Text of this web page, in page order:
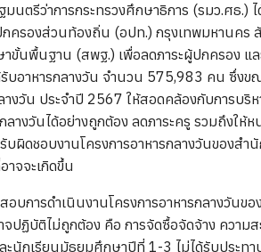
นตรีว่าการกระทรวงศึกษาธิการ (รมว.ศธ.)
ครองส่วนท้องถิ่น (อปท.) กรุงเทพมหานคร
ขั้นพื้นฐาน (สพฐ.) เพื่อลดภาระผู้ปกครอง แ
บอาหารกลางวัน จำนวน 575,983 คน ซึ่งข
งวัน ประจำปี 2567 ให้สอดคล้องกับการบริห
ลางวันได้อย่างถูกต้อง ลดภาระครู รวมถึง
บผิดชอบงานโครงการอาหารกลางวันของส
จจะเกิดขึ้น
การดำเนินงานโครงการอาหารกลางวันขอ
จปฏิบัติไม่ถูกต้อง คือ การจัดซื้อจัดจ้าง ควา
ะนักเรียนมัธยมศึกษาปีที่ 1-3 ไม่ได้รับประท